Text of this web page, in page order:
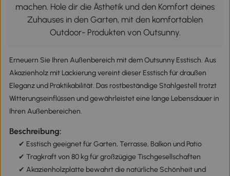
machen. Hole dir die Ästhetik und den Komfort deines
Zuhauses in den Garten, mit den komfortablen
Outdoor- Produkten von Outsunny.
Erneuern Sie Ihren Außenbereich mit dem Outsunny Esstisch. Aus
Akazienholz mit Lackierung vereint dieser Esstisch für draußen
Eleganz und Praktikabilität. Das rostbeständige Stahlgestell trotzt
Witterungseinflüssen und gewährleistet eine lange Lebensdauer in
Ihren Außenbereichen.
Beschreibung:
✔ Esstisch geeignet für Garten, Terrasse, Balkon und Patio
✔ Tragkraft von 80 kg für großzügige Tischgesellschaften
✔ Akazienholzplatte bewahrt die natürliche Schönheit und